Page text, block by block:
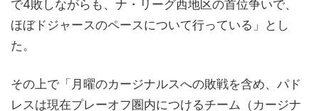
で4敗しながらも、ナ・リーグ西地区の首位争いで、
ほぼドジャースのペースについて行っている」とし
た。
その上で「月曜のカージナルスへの敗戦を含め、パド
レスは現在プレーオフ圏内につけるチーム（カージナ